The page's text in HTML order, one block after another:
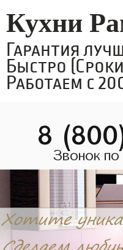
Кухни
Гарантия
Быстро
Работаем с
8
Звонок по